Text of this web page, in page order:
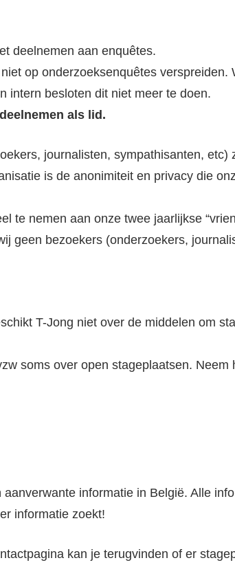
deelnemen aan enquêtes.
op onderzoeksenquêtes
intern besloten dit niet meer te doen.
als lid.
journalisten, sympathisanten, etc)
is de anonimiteit en privacy die
te nemen aan onze twee jaarlijkse
geen bezoekers (onderzoekers,
T-Jong niet over de middelen om
soms over open stageplaatsen.
informatie in België. Alle
informatie zoekt!
kan je terugvinden of er